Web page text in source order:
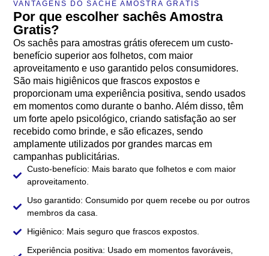
VANTAGENS DO SACHÊ AMOSTRA GRÁTIS
Por que escolher sachês Amostra
Gratis?
Os sachês para amostras grátis oferecem um custo-
benefício superior aos folhetos, com maior
aproveitamento e uso garantido pelos consumidores.
São mais higiênicos que frascos expostos e
proporcionam uma experiência positiva, sendo usados
em momentos como durante o banho. Além disso, têm
um forte apelo psicológico, criando satisfação ao ser
recebido como brinde, e são eficazes, sendo
amplamente utilizados por grandes marcas em
campanhas publicitárias.
Custo-benefício: Mais barato que folhetos e com maior
aproveitamento.
Uso garantido: Consumido por quem recebe ou por outros
membros da casa.
Higiênico: Mais seguro que frascos expostos.
Experiência positiva: Usado em momentos favoráveis,